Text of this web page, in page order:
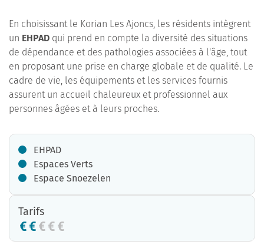
En choisissant le Korian Les Ajoncs, les résidents intègrent
un EHPAD qui prend en compte la diversité des situations
de dépendance et des pathologies associées à l'âge, tout
en proposant une prise en charge globale et de qualité. Le
cadre de vie, les équipements et les services fournis
assurent un accueil chaleureux et professionnel aux
personnes âgées et à leurs proches.
EHPAD
Espaces Verts
Espace Snoezelen
Tarifs